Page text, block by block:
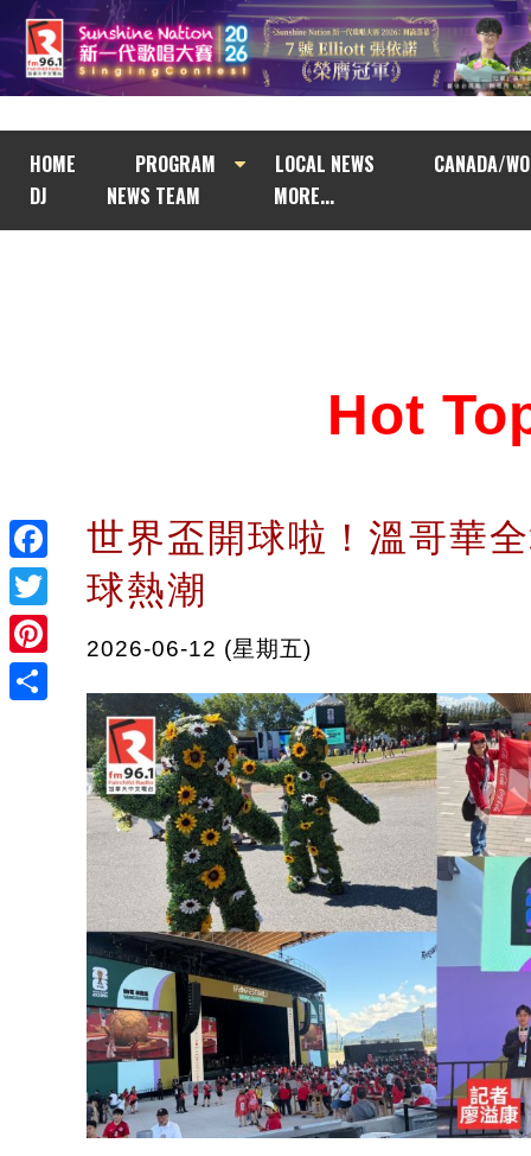
HOME PROGRAM LOCAL NEWS
CANADA/
DJ
NEWS TEAM MORE...
Facebook
Twitter
Pinterest
Hot
世界盃開球啦！溫哥華
球熱潮
2026-06-12 (星期五)